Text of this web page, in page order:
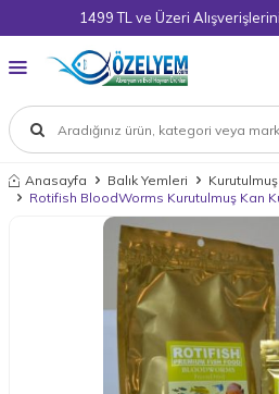
1499 TL ve Üzeri
Anasayfa Balık Yemleri
Rotifish BloodWorms Kurutulmuş Kan